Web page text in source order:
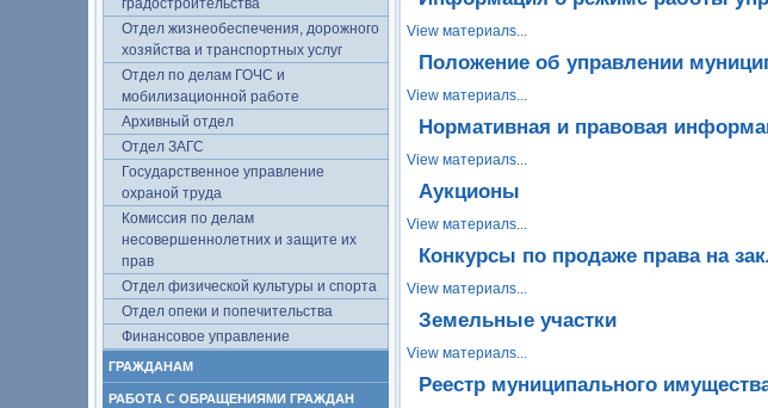
градостроительства
Отдел жизнеобеспечения, дорожного
хозяйства и транспортных услуг
Отдел по делам ГОЧС и
мобилизационной работе
Архивный отдел
Отдел ЗАГС
Государственное управление
охраной труда
Комиссия по делам
несовершеннолетних и защите их
прав
Отдел физической культуры и спорта
Отдел опеки и попечительства
Финансовое управление
ГРАЖДАНАМ
РАБОТА С ОБРАЩЕНИЯМИ ГРАЖДАН
View материалs...
Положение об управлении
View материалs...
Нормативная и правовая
View материалs...
Аукционы
View материалs...
Конкурсы по продаже права на
View материалs...
Земельные участки
View материалs...
Реестр муниципального